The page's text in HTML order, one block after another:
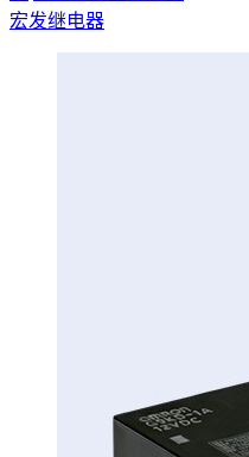
宏发继电器